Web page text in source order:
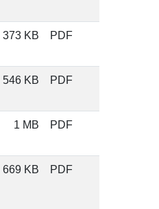
373 KB PDF
546 KB PDF
1 MB PDF
669 KB PDF